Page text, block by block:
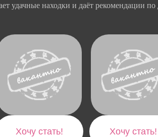
удачные находки и даёт рекомендации
Хочу стать! Хочу стать!